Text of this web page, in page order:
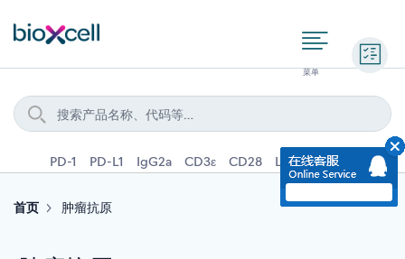
PD-1 PD-L1 IgG2a CD3ε CD28 Ly6G IFNγ IL-4
首页 肿瘤抗原